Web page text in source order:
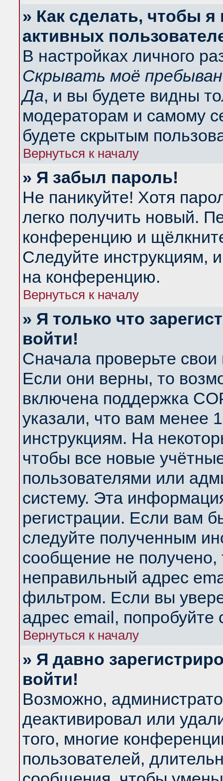
» Как сделать, чтобы
активных
В настройках личного
Скрывать моё
Да, и вы будете видны
модераторам и самому
будете скрытым
Вернуться к началу
» Я забыл пароль!
Не паникуйте! Хотя
легко получить новый.
конференцию и
Следуйте инструкциям,
на конференцию.
Вернуться к началу
» Я только что
войти!
Сначала проверьте
Если они верны, то
включена поддержка
указали, что вам менее
инструкциям. На
чтобы все новые
пользователями или
систему. Эта
регистрации. Если вам
следуйте полученным
сообщение не получено,
неправильный адрес
фильтром. Если вы
адрес email, попробуйте
Вернуться к началу
» Я давно
войти!
Возможно,
деактивировал или
того, многие
пользователей,